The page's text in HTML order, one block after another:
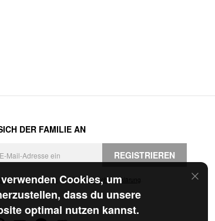
Cookies, um
dass du unsere
optimal nutzen kannst.
DER FAMILIE AN
REGISTRIEREN
und die Datenschutzerklärung